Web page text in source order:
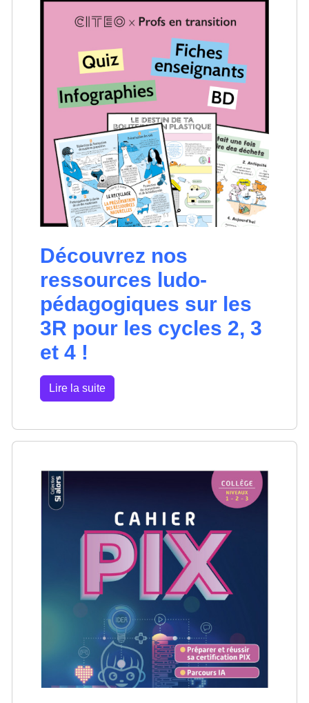
Découvrez nos
ressources ludo-
pédagogiques sur les
3R pour les cycles 2, 3
et 4 !
Lire la suite